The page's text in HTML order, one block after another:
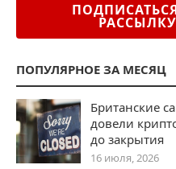
РАССЫЛКУ
ПОПУЛЯРНОЕ ЗА МЕСЯЦ
Британские
довели
до закрытия
16 июля, 2026